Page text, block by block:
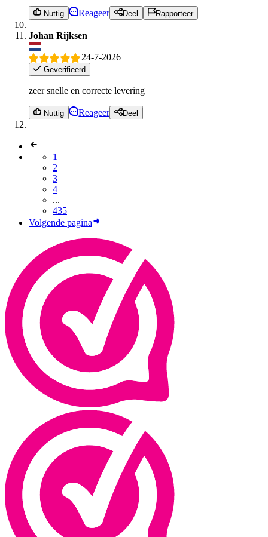
Nuttig Reageer Deel Rapporteer
Johan Rijksen
24-7-2026
Geverifieerd
zeer snelle en correcte levering
Nuttig Reageer Deel
1
2
3
4
...
435
Volgende pagina